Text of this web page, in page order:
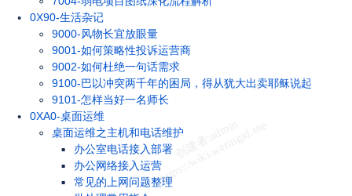
0X90-生活杂记
9000-风物长宜放眼量
9001-如何策略性投诉运营商
9002-如何杜绝一句话需求
9100-巴以冲突两千年的困局，得从犹大出卖耶稣说起
9101-怎样当好一名师长
0XA0-桌面运维
桌面运维之主机和电话维护
办公室电话接入部署
办公网络接入运营
常见的上网问题整理